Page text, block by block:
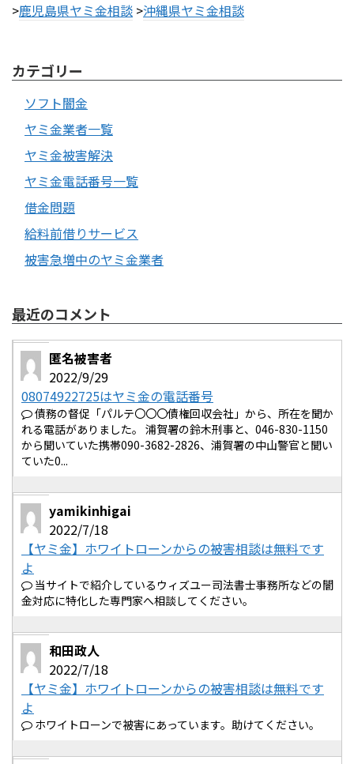
>鹿児島県ヤミ金相談 >沖縄県ヤミ金相談
カテゴリー
ソフト闇金
ヤミ金業者一覧
ヤミ金被害解決
ヤミ金電話番号一覧
借金問題
給料前借りサービス
被害急増中のヤミ金業者
最近のコメント
匿名被害者
2022/9/29
08074922725はヤミ金の電話番号
債務の督促「パルテ〇〇〇債権回収会社」から、所在を聞か
れる電話がありました。 浦賀署の鈴木刑事と、046-830-1150
から聞いていた携帯090-3682-2826、浦賀署の中山警官と聞い
ていた0...
yamikinhigai
2022/7/18
【ヤミ金】ホワイトローンからの被害相談は無料です
よ
当サイトで紹介しているウィズユー司法書士事務所などの闇
金対応に特化した専門家へ相談してください。
和田政人
2022/7/18
【ヤミ金】ホワイトローンからの被害相談は無料です
よ
ホワイトローンで被害にあっています。助けてください。